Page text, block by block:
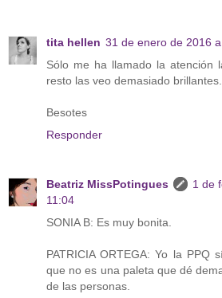
tita hellen 31 de enero de 2016
Sólo me ha llamado la atención
resto las veo demasiado brillantes.
Besotes
Responder
Beatriz MissPotingues
1 de
11:04
SONIA B: Es muy bonita.
PATRICIA ORTEGA: Yo la PPQ
que no es una paleta que dé
de las personas.